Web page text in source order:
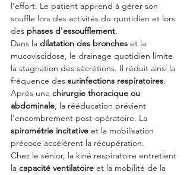
l'effort. Le patient apprend à gérer son
souffle lors des activités du quotidien et lors
des phases d'essoufflement.
Dans la dilatation des bronches et la
mucoviscidose, le drainage quotidien limite
la stagnation des sécrétions. Il réduit ainsi la
fréquence des surinfections respiratoires.
Après une chirurgie thoracique ou
abdominale, la rééducation prévient
l'encombrement post-opératoire. La
spirométrie incitative et la mobilisation
précoce accélèrent la récupération.
Chez le sénior, la kiné respiratoire entretient
la capacité ventilatoire et la mobilité de la